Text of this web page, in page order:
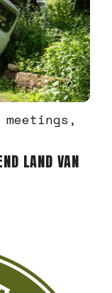
meetings
LAND VAN